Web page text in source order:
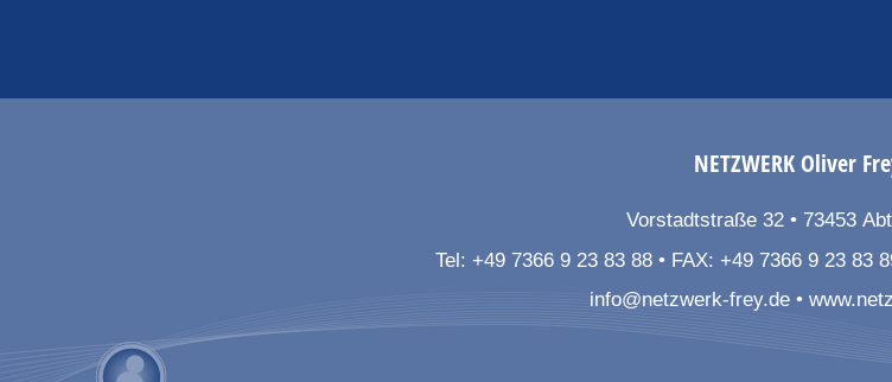
NETZWERKOliver
Vorstadtstraße 32 73453
Tel: +49 7366 9 23 83 88 FAX: +49 7366 9 23 83
info@netzwerk-frey.de